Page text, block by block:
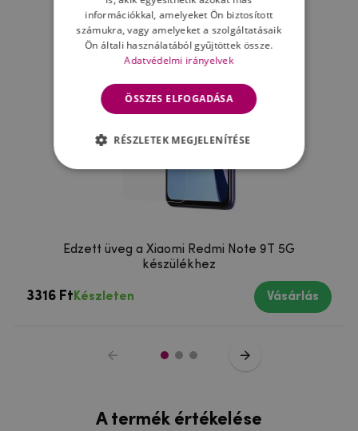
Edzett üveg a Xiaomi Redmi Note 9T 5G
készülékhez
3316 Ft Készleten Vásárlás
A termék értékelése
információkkal, amelyeket Ön biztosított
számukra, vagy amelyeket a szolgáltatásaik
Ön általi használatából gyűjtöttek össze.
Adatvédelmi irányelvek
ÖSSZES ELFOGADÁSA
RÉSZLETEK MEGJELENÍTÉSE